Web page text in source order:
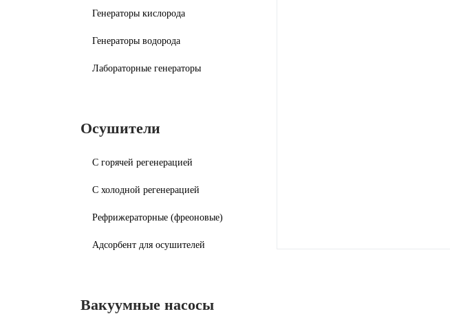
Генераторы кислорода
Генераторы водорода
Лабораторные генераторы
Осушители
С горячей регенерацией
С холодной регенерацией
Рефрижераторные (фреоновые)
Адсорбент для осушителей
Вакуумные насосы